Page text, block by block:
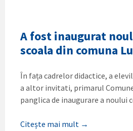
A fost inaugurat
scoala din comuna
În fața cadrelor didactice, a
a altor invitati, primarul
panglica de inaugurare a noului
Citește mai mult →